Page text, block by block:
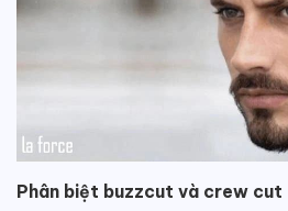
Phân biệt buzzcut và crew cut